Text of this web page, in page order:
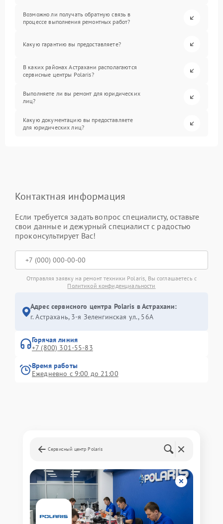
Возможно ли получать обратную связь в
процессе выполнения ремонтных работ?
Какую гарантию вы предоставляете?
В каких районах Астрахани располагаются
сервисные центры Polaris?
Выполняете ли вы ремонт для юридических
лиц?
Какую документацию вы предоставляете
для юридических лиц?
Контактная информация
Если требуется задать вопрос специалисту, оставьте
свои данные и дежурный специалист с радостью
проконсультирует Вас!
Отправляя заявку на ремонт техники Polaris, Вы соглашаетесь с
Политикой конфиденциальности
Адрес сервисного центра Polaris в Астрахани:
г. Астрахань, 3-я Зеленгинская ул., 56А
Горячая линия
+7 (800) 301-55-83
Время работы
Ежедневно с 9:00 до 21:00
Сервисный центр Polaris